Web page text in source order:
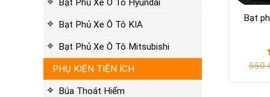
Bạt Phủ Xe Ô Tô Hyundai
Bạt Phủ Xe Ô Tô KIA
Bạt Phủ Xe Ô Tô Mitsubishi
PHỤ KIỆN TIỆN ÍCH
Búa Thoát Hiểm
Bạt